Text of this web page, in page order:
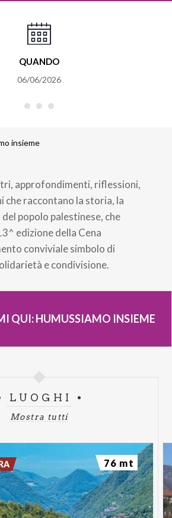
QUANDO
06/06/2026
insieme
approfondimenti, riflessioni,
che raccontano la storia, la
popolo palestinese, che
edizione della Cena
conviviale simbolo di
e condivisione.
QUI:HUMUSSIAMO INSIEME
LUOGHI
Mostra tutti
76 mt